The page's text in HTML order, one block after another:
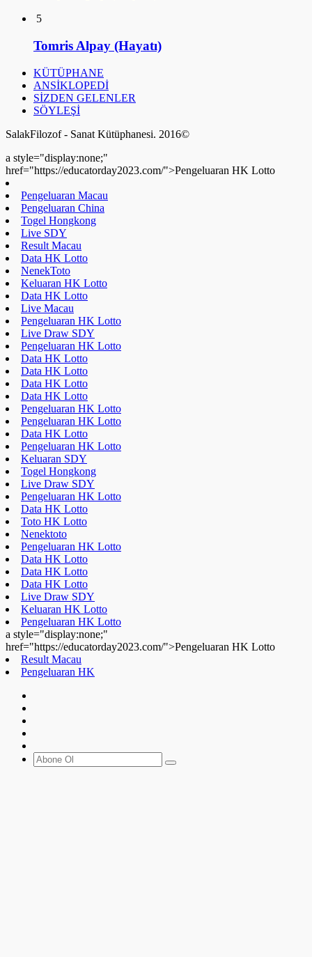
5
Tomris Alpay (Hayatı)
KÜTÜPHANE
ANSİKLOPEDİ
SİZDEN GELENLER
SÖYLEŞİ
SalakFilozof - Sanat Kütüphanesi. 2016©
a style="display:none;"
href="https://educatorday2023.com/">Pengeluaran HK Lotto
Pengeluaran Macau
Pengeluaran China
Togel Hongkong
Live SDY
Result Macau
Data HK Lotto
NenekToto
Keluaran HK Lotto
Data HK Lotto
Live Macau
Pengeluaran HK Lotto
Live Draw SDY
Pengeluaran HK Lotto
Data HK Lotto
Data HK Lotto
Data HK Lotto
Data HK Lotto
Pengeluaran HK Lotto
Pengeluaran HK Lotto
Data HK Lotto
Pengeluaran HK Lotto
Keluaran SDY
Togel Hongkong
Live Draw SDY
Pengeluaran HK Lotto
Data HK Lotto
Toto HK Lotto
Nenektoto
Pengeluaran HK Lotto
Data HK Lotto
Data HK Lotto
Data HK Lotto
Live Draw SDY
Keluaran HK Lotto
Pengeluaran HK Lotto
a style="display:none;"
href="https://educatorday2023.com/">Pengeluaran HK Lotto
Result Macau
Pengeluaran HK